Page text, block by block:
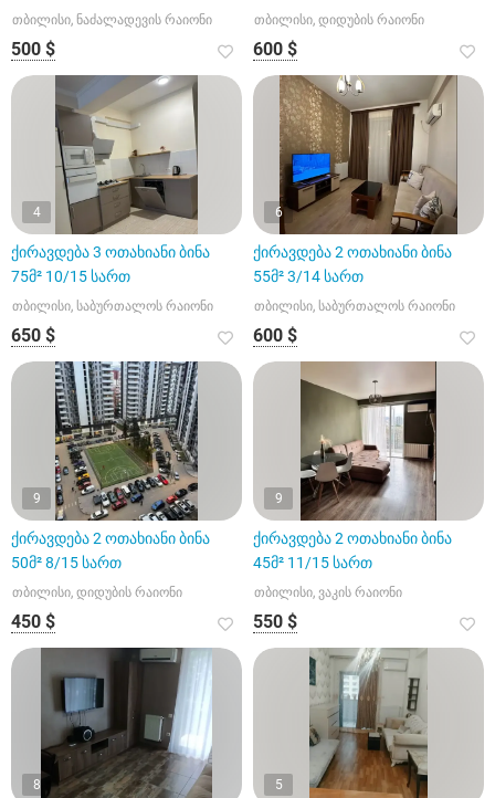
თბილისი, ნაძალადევის რაიონი
500 $
თბილისი, დიდუბის რაიონი
600 $
4
ქირავდება 3 ოთახიანი ბინა
75მ² 10/15 სართ
თბილისი, საბურთალოს რაიონი
650 $
6
ქირავდება 2 ოთახიანი ბინა
55მ² 3/14 სართ
თბილისი, საბურთალოს რაიონი
600 $
9
ქირავდება 2 ოთახიანი ბინა
50მ² 8/15 სართ
თბილისი, დიდუბის რაიონი
450 $
9
ქირავდება 2 ოთახიანი ბინა
45მ² 11/15 სართ
თბილისი, ვაკის რაიონი
550 $
8 5